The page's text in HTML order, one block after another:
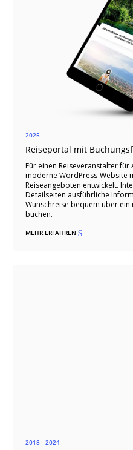
2025 -
Reiseportal mit
Für einen Reiseveranstalter
moderne WordPress-Website
Reiseangeboten entwickelt.
Detailseiten ausführliche
Wunschreise bequem über
buchen.
MEHR ERFAHREN$
2018 - 2024